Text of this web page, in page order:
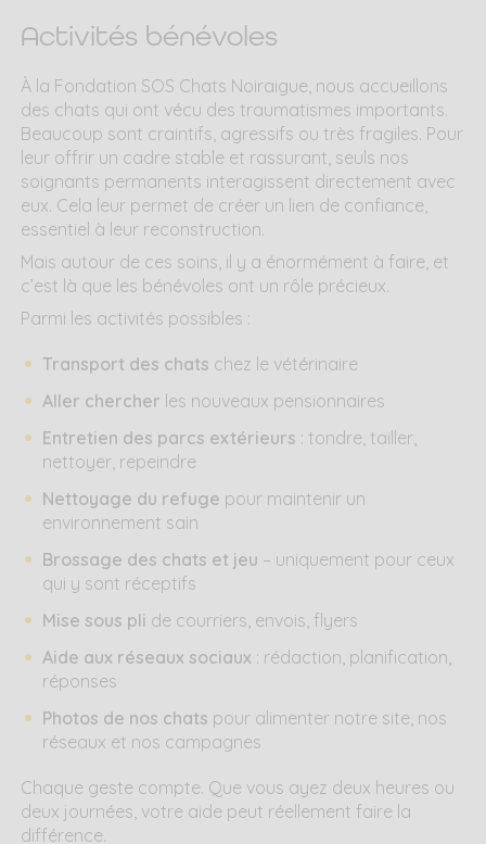
Activités bénévoles
À la Fondation SOS Chats Noiraigue, nous accueillons
des chats qui ont vécu des traumatismes importants.
Beaucoup sont craintifs, agressifs ou très fragiles. Pour
leur offrir un cadre stable et rassurant, seuls nos
soignants permanents interagissent directement avec
eux. Cela leur permet de créer un lien de confiance,
essentiel à leur reconstruction.
Mais autour de ces soins, il y a énormément à faire, et
c’est là que les bénévoles ont un rôle précieux.
Parmi les activités possibles :
Transport des chats chez le vétérinaire
Aller chercher les nouveaux pensionnaires
Entretien des parcs extérieurs : tondre, tailler,
nettoyer, repeindre
Nettoyage du refuge pour maintenir un
environnement sain
Brossage des chats et jeu – uniquement pour ceux
qui y sont réceptifs
Mise sous pli de courriers, envois, flyers
Aide aux réseaux sociaux : rédaction, planification,
réponses
Photos de nos chats pour alimenter notre site, nos
réseaux et nos campagnes
Chaque geste compte. Que vous ayez deux heures ou
deux journées, votre aide peut réellement faire la
différence.